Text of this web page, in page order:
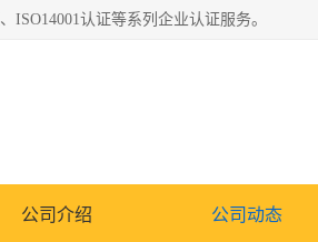
ISO14001认证等系列企业认证服务。
公司介绍 公司动态